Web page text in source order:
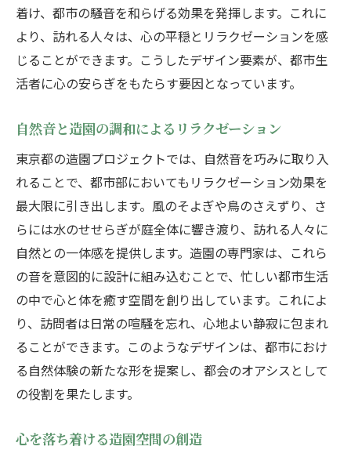
着け、都市の騒音を和らげる効果を発揮します。これに
より、訪れる人々は、心の平穏とリラクゼーションを感
じることができます。こうしたデザイン要素が、都市生
活者に心の安らぎをもたらす要因となっています。
自然音と造園の調和によるリラクゼーション
東京都の造園プロジェクトでは、自然音を巧みに取り入
れることで、都市部においてもリラクゼーション効果を
最大限に引き出します。風のそよぎや鳥のさえずり、さ
らには水のせせらぎが庭全体に響き渡り、訪れる人々に
自然との一体感を提供します。造園の専門家は、これら
の音を意図的に設計に組み込むことで、忙しい都市生活
の中で心と体を癒す空間を創り出しています。これによ
り、訪問者は日常の喧騒を忘れ、心地よい静寂に包まれ
ることができます。このようなデザインは、都市におけ
る自然体験の新たな形を提案し、都会のオアシスとして
の役割を果たします。
心を落ち着ける造園空間の創造